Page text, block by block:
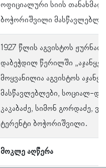
მოკლე აღწერა
ოფიციალური სიის
ბოჭორიშვილი
1927 წლის აგვისტოს
დაბეჭდილ წერილში
მოყვანილია აგვისტოს
მასწავლებლები, სოციალ-
კაკაბაძე, სიმონ გორდაძე,
ტერენტი ბოჭორიშვილი.